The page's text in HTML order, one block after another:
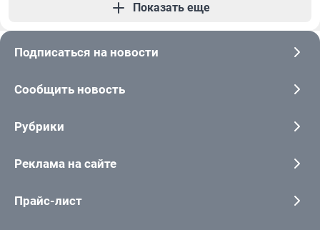
Показать еще
Подписаться на новости
Сообщить новость
Рубрики
Реклама на сайте
Прайс-лист